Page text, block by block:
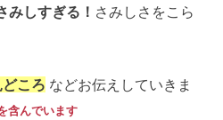
みしすぎる！ さみしさをこら
ころ などお伝えしていきま
含んでいます